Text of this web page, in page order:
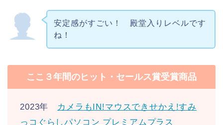
安定感がすごい！ 殿堂入りレベルです
ね！
ここ３年間のヒット・セールス賞受賞商品
2023年
カメラもIN!マウスできせかえ!すみ
っコぐらしパソコン プレミアムプラス